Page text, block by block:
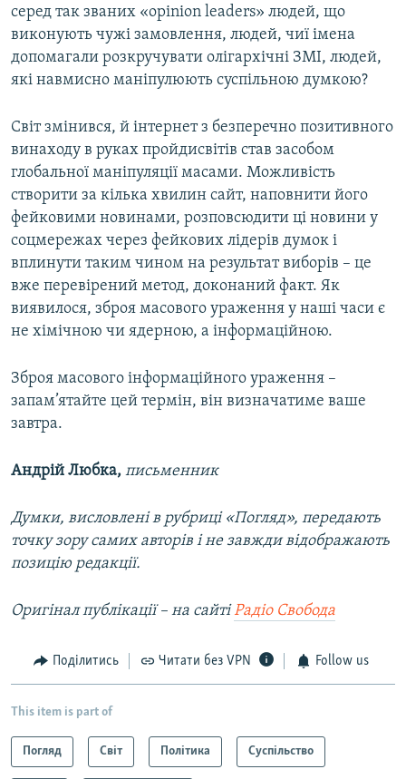
серед так званих «opinion leaders» людей, що
виконують чужі замовлення, людей, чиї імена
допомагали розкручувати олігархічні ЗМІ, людей,
які навмисно маніпулюють суспільною думкою?
Світ змінився, й інтернет з безперечно позитивного
винаходу в руках пройдисвітів став засобом
глобальної маніпуляції масами. Можливість
створити за кілька хвилин сайт, наповнити його
фейковими новинами, розповсюдити ці новини у
соцмережах через фейкових лідерів думок і
вплинути таким чином на результат виборів – це
вже перевірений метод, доконаний факт. Як
виявилося, зброя масового ураження у наші часи є
не хімічною чи ядерною, а інформаційною.
Зброя масового інформаційного ураження –
запам’ятайте цей термін, він визначатиме ваше
завтра.
Андрій Любка, письменник
Думки, висловлені в рубриці «Погляд», передають
точку зору самих авторів і не завжди відображають
позицію редакції.
Оригінал публікації – на сайтіРадіо Свобода
Поділитись Читати без VPN Follow us
This item is part of
Погляд Світ Політика Суспільство